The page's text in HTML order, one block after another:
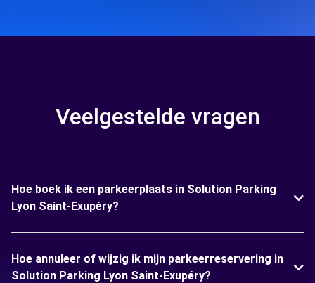
Veelgestelde vragen
Hoe boek ik een parkeerplaats in Solution Parking
Lyon Saint-Exupéry?
Hoe annuleer of wijzig ik mijn parkeerreservering in
Solution Parking Lyon Saint-Exupéry?